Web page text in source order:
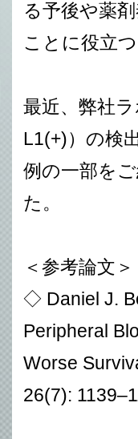
る予後や薬
ことに役立
最近、弊社
L1(+)）の検
例の一部を
た。
＜参考論文＞
◇ Daniel J.
Peripheral
Worse
26(7):